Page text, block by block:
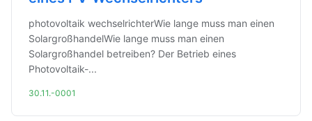
photovoltaik wechselrichterWie lange muss man einen
SolargroßhandelWie lange muss man einen
Solargroßhandel betreiben? Der Betrieb eines
Photovoltaik-...
30.11.-0001